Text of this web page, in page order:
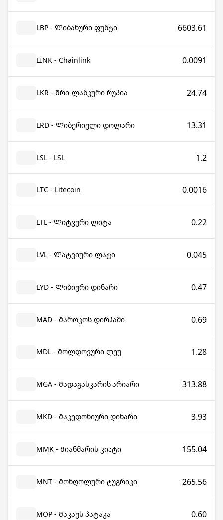
LBP - Ლიბანური ფუნტი 6603.61
LINK - Chainlink 0.0091
LKR - Შრი-ლანკური რუპია 24.74
LRD - Ლიბერიული დოლარი 13.31
LSL - LSL 1.2
LTC - Litecoin 0.0016
LTL - Ლიტვური ლიტა 0.22
LVL - Ლატვიური ლატი 0.045
LYD - Ლიბიური დინარი 0.47
MAD - Მაროკოს დირჰამი 0.69
MDL - Მოლდოვური ლეუ 1.28
MGA - Მადაგასკარის არიარი 313.88
MKD - Მაკედონიური დინარი 3.93
MMK - Მიანმარის კიატი 155.04
MNT - Მონღოლური ტუგრიკი 265.56
MOP - Მაკაუს პატაკა 0.60